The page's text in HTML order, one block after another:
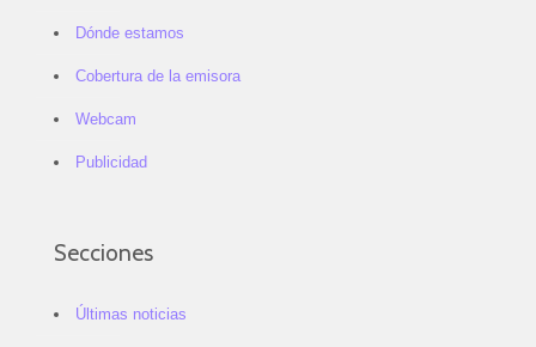
Dónde estamos
Cobertura de la emisora
Webcam
Publicidad
Secciones
Últimas noticias